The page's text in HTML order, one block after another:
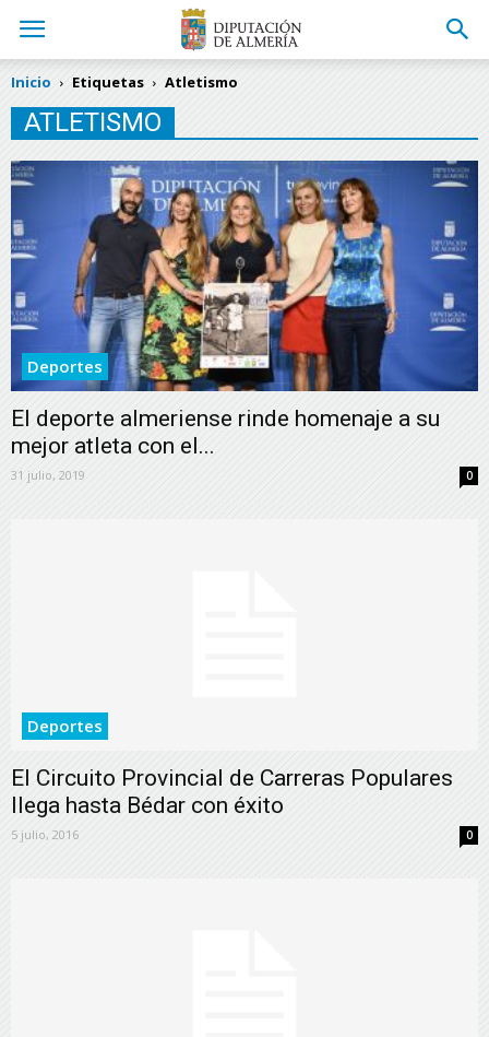
Inicio Etiquetas Atletismo
ATLETISMO
Deportes
El deporte almeriense rinde homenaje a su
mejor atleta con el...
31 julio, 2019 0
Deportes
El Circuito Provincial de Carreras Populares
llega hasta Bédar con éxito
5 julio, 2016 0